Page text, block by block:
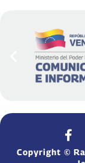
Copyright ©